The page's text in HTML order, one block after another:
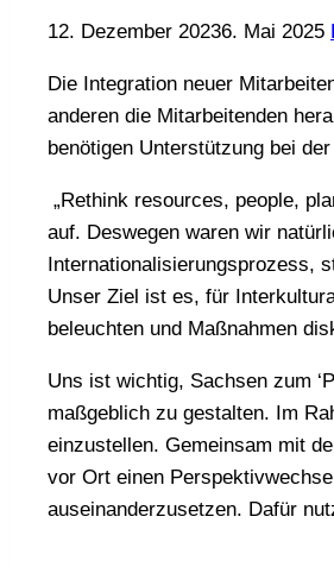
12. Dezember 20236. Mai 2025
Die Integration neuer
anderen die Mitarbeitenden
benötigen Unterstützung bei
„Rethink resources, people,
auf. Deswegen waren wir
Internationalisierungsprozess,
Unser Ziel ist es, für
beleuchten und Maßnahmen
Uns ist wichtig, Sachsen zum
maßgeblich zu gestalten. Im
einzustellen. Gemeinsam mit
vor Ort einen
auseinanderzusetzen. Dafür